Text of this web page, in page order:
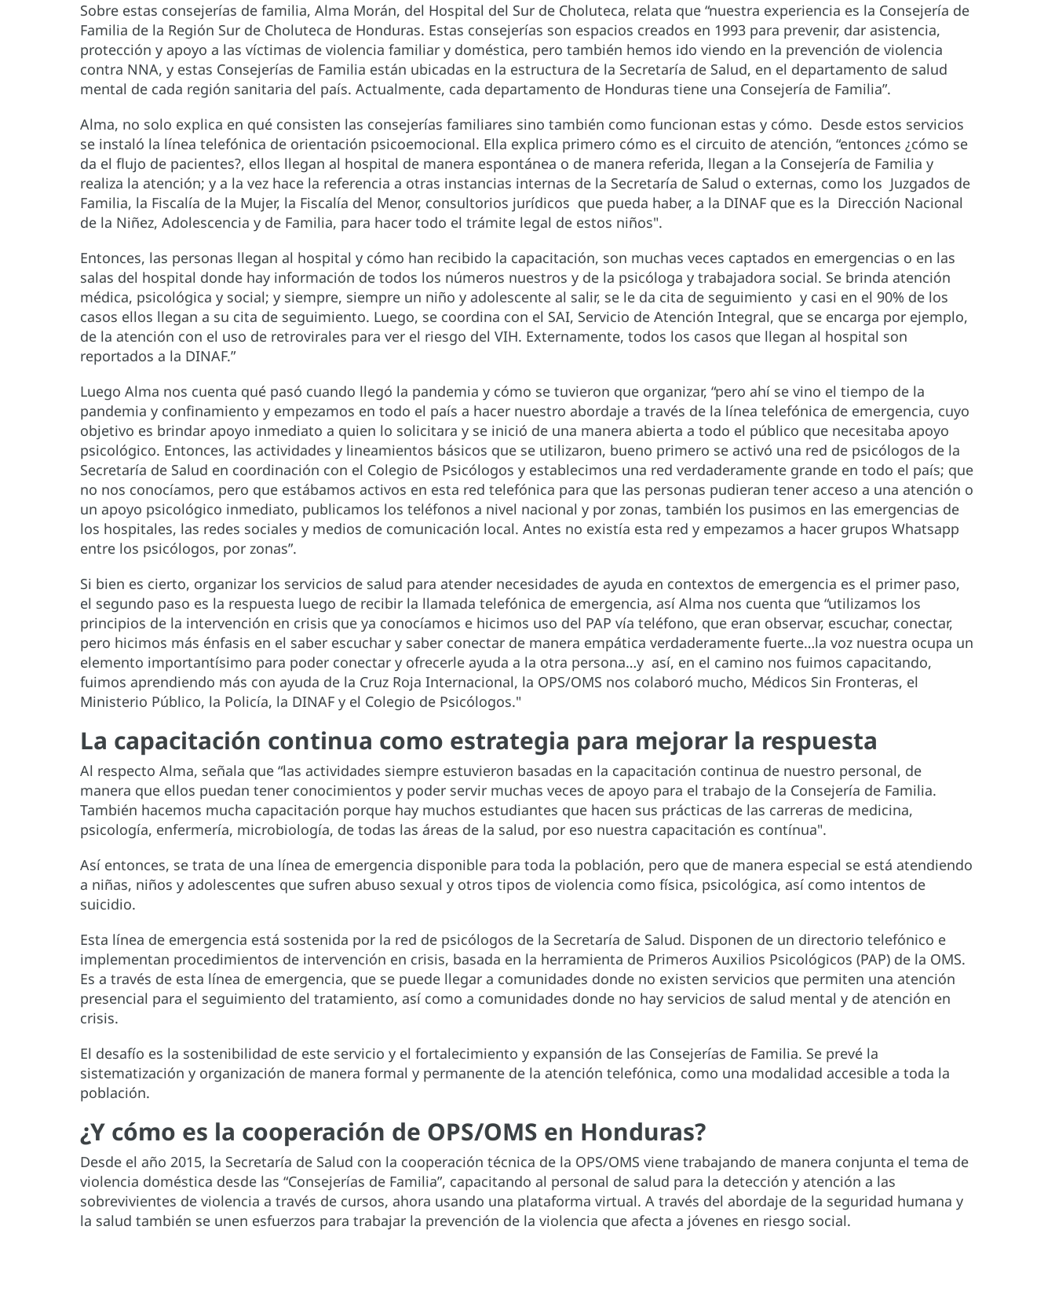
Sobre estas consejerías de familia, Alma Morán, del Hospital del Sur de Choluteca, relata que “nuestra experiencia es la Consejería de
Familia de la Región Sur de Choluteca de Honduras. Estas consejerías son espacios creados en 1993 para prevenir, dar asistencia,
protección y apoyo a las víctimas de violencia familiar y doméstica, pero también hemos ido viendo en la prevención de violencia
contra NNA, y estas Consejerías de Familia están ubicadas en la estructura de la Secretaría de Salud, en el departamento de salud
mental de cada región sanitaria del país. Actualmente, cada departamento de Honduras tiene una Consejería de Familia”.
Alma, no solo explica en qué consisten las consejerías familiares sino también como funcionan estas y cómo. Desde estos servicios
se instaló la línea telefónica de orientación psicoemocional. Ella explica primero cómo es el circuito de atención, “entonces ¿cómo se
da el flujo de pacientes?, ellos llegan al hospital de manera espontánea o de manera referida, llegan a la Consejería de Familia y
realiza la atención; y a la vez hace la referencia a otras instancias internas de la Secretaría de Salud o externas, como los Juzgados de
Familia, la Fiscalía de la Mujer, la Fiscalía del Menor, consultorios jurídicos que pueda haber, a la DINAF que es la Dirección Nacional
de la Niñez, Adolescencia y de Familia, para hacer todo el trámite legal de estos niños".
Entonces, las personas llegan al hospital y cómo han recibido la capacitación, son muchas veces captados en emergencias o en las
salas del hospital donde hay información de todos los números nuestros y de la psicóloga y trabajadora social. Se brinda atención
médica, psicológica y social; y siempre, siempre un niño y adolescente al salir, se le da cita de seguimiento y casi en el 90% de los
casos ellos llegan a su cita de seguimiento. Luego, se coordina con el SAI, Servicio de Atención Integral, que se encarga por ejemplo,
de la atención con el uso de retrovirales para ver el riesgo del VIH. Externamente, todos los casos que llegan al hospital son
reportados a la DINAF.”
Luego Alma nos cuenta qué pasó cuando llegó la pandemia y cómo se tuvieron que organizar, “pero ahí se vino el tiempo de la
pandemia y confinamiento y empezamos en todo el país a hacer nuestro abordaje a través de la línea telefónica de emergencia, cuyo
objetivo es brindar apoyo inmediato a quien lo solicitara y se inició de una manera abierta a todo el público que necesitaba apoyo
psicológico. Entonces, las actividades y lineamientos básicos que se utilizaron, bueno primero se activó una red de psicólogos de la
Secretaría de Salud en coordinación con el Colegio de Psicólogos y establecimos una red verdaderamente grande en todo el país; que
no nos conocíamos, pero que estábamos activos en esta red telefónica para que las personas pudieran tener acceso a una atención o
un apoyo psicológico inmediato, publicamos los teléfonos a nivel nacional y por zonas, también los pusimos en las emergencias de
los hospitales, las redes sociales y medios de comunicación local. Antes no existía esta red y empezamos a hacer grupos Whatsapp
entre los psicólogos, por zonas”.
Si bien es cierto, organizar los servicios de salud para atender necesidades de ayuda en contextos de emergencia es el primer paso,
el segundo paso es la respuesta luego de recibir la llamada telefónica de emergencia, así Alma nos cuenta que “utilizamos los
principios de la intervención en crisis que ya conocíamos e hicimos uso del PAP vía teléfono, que eran observar, escuchar, conectar,
pero hicimos más énfasis en el saber escuchar y saber conectar de manera empática verdaderamente fuerte…la voz nuestra ocupa un
elemento importantísimo para poder conectar y ofrecerle ayuda a la otra persona…y así, en el camino nos fuimos capacitando,
fuimos aprendiendo más con ayuda de la Cruz Roja Internacional, la OPS/OMS nos colaboró mucho, Médicos Sin Fronteras, el
Ministerio Público, la Policía, la DINAF y el Colegio de Psicólogos."
La capacitación continua como estrategia para mejorar la respuesta
Al respecto Alma, señala que “las actividades siempre estuvieron basadas en la capacitación continua de nuestro personal, de
manera que ellos puedan tener conocimientos y poder servir muchas veces de apoyo para el trabajo de la Consejería de Familia.
También hacemos mucha capacitación porque hay muchos estudiantes que hacen sus prácticas de las carreras de medicina,
psicología, enfermería, microbiología, de todas las áreas de la salud, por eso nuestra capacitación es contínua".
Así entonces, se trata de una línea de emergencia disponible para toda la población, pero que de manera especial se está atendiendo
a niñas, niños y adolescentes que sufren abuso sexual y otros tipos de violencia como física, psicológica, así como intentos de
suicidio.
Esta línea de emergencia está sostenida por la red de psicólogos de la Secretaría de Salud. Disponen de un directorio telefónico e
implementan procedimientos de intervención en crisis, basada en la herramienta de Primeros Auxilios Psicológicos (PAP) de la OMS.
Es a través de esta línea de emergencia, que se puede llegar a comunidades donde no existen servicios que permiten una atención
presencial para el seguimiento del tratamiento, así como a comunidades donde no hay servicios de salud mental y de atención en
crisis.
El desafío es la sostenibilidad de este servicio y el fortalecimiento y expansión de las Consejerías de Familia. Se prevé la
sistematización y organización de manera formal y permanente de la atención telefónica, como una modalidad accesible a toda la
población.
¿Y cómo es la cooperación de OPS/OMS en Honduras?
Desde el año 2015, la Secretaría de Salud con la cooperación técnica de la OPS/OMS viene trabajando de manera conjunta el tema de
violencia doméstica desde las “Consejerías de Familia”, capacitando al personal de salud para la detección y atención a las
sobrevivientes de violencia a través de cursos, ahora usando una plataforma virtual. A través del abordaje de la seguridad humana y
la salud también se unen esfuerzos para trabajar la prevención de la violencia que afecta a jóvenes en riesgo social.